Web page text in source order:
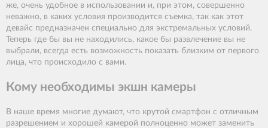
же, очень удобное в использовании и, при этом, совершенно
неважно, в каких условия производится съемка, так как этот
девайс предназначен специально для экстремальных условий.
Теперь где бы вы не находились, какое бы развлечение вы не
выбрали, всегда есть возможность показать близким от первого
лица, что происходило с вами.
Кому необходимы экшн камеры
В наше время многие думают, что крутой смартфон с отличным
разрешением и хорошей камерой полноценно может заменить